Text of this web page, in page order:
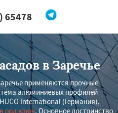
65478
мне
в Заречье
применяются прочные
алюминиевых профилей
International (Германия),
под ключ. Основное достоинство